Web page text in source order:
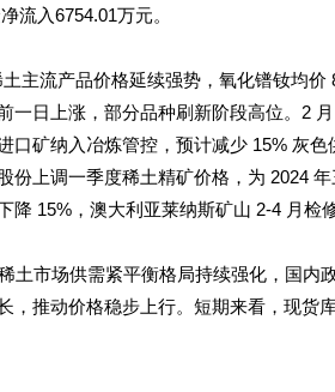
流入6754.01万元。
主流产品价格延续强势，氧化镨钕均
一日上涨，部分品种刷新阶段高位。2
口矿纳入冶炼管控，预计减少 15% 灰
份上调一季度稀土精矿价格，为 2024
降 15%，澳大利亚莱纳斯矿山 2-4 月检
土市场供需紧平衡格局持续强化，国
，推动价格稳步上行。短期来看，现货